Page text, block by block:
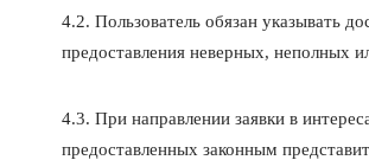
4.2. Пользователь обязан указывать
предоставления неверных, неполных
4.3. При направлении заявки в
предоставленных законным